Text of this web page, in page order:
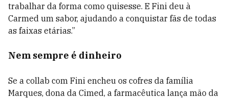
trabalhar da forma como quisesse. E Fini deu à
Carmed um sabor, ajudando a conquistar fãs de todas
as faixas etárias.”
Nem sempre é dinheiro
Se a collab com Fini encheu os cofres da família
Marques, dona da Cimed, a farmacêutica lança mão da